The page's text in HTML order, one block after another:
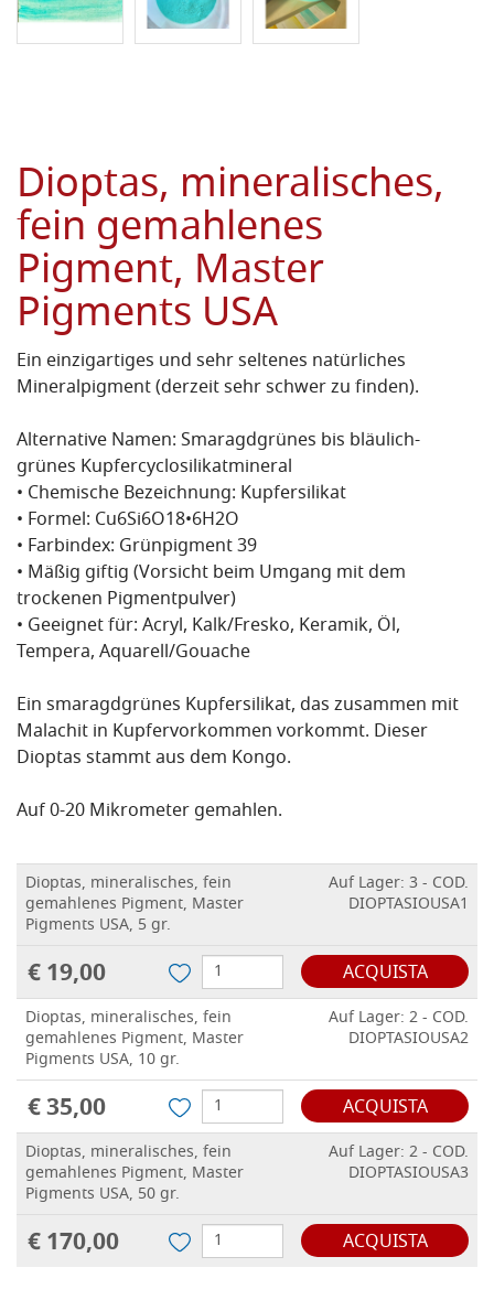
Dioptas, mineralisches,
fein gemahlenes
Pigment, Master
Pigments USA
Ein einzigartiges und sehr seltenes natürliches
Mineralpigment (derzeit sehr schwer zu finden).
Alternative Namen: Smaragdgrünes bis bläulich-
grünes Kupfercyclosilikatmineral
• Chemische Bezeichnung: Kupfersilikat
• Formel: Cu6Si6O18•6H2O
• Farbindex: Grünpigment 39
• Mäßig giftig (Vorsicht beim Umgang mit dem
trockenen Pigmentpulver)
• Geeignet für: Acryl, Kalk/Fresko, Keramik, Öl,
Tempera, Aquarell/Gouache
Ein smaragdgrünes Kupfersilikat, das zusammen mit
Malachit in Kupfervorkommen vorkommt. Dieser
Dioptas stammt aus dem Kongo.
Auf 0-20 Mikrometer gemahlen.
Dioptas, mineralisches, fein
gemahlenes Pigment, Master
Pigments USA, 5 gr.
Auf Lager: 3 - COD.
DIOPTASIOUSA1
€ 19,00 ACQUISTA
Dioptas, mineralisches, fein
gemahlenes Pigment, Master
Pigments USA, 10 gr.
Auf Lager: 2 - COD.
DIOPTASIOUSA2
€ 35,00 ACQUISTA
Dioptas, mineralisches, fein
gemahlenes Pigment, Master
Pigments USA, 50 gr.
Auf Lager: 2 - COD.
DIOPTASIOUSA3
€ 170,00 ACQUISTA